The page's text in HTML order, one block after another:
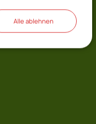
Alle ablehnen